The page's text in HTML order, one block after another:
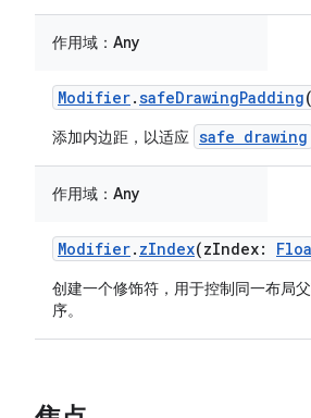
作用域： Any
Modifier.safeDrawingPadding
添加内边距，以适应 safe drawing
作用域： Any
Modifier. zIndex(zIndex:
创建一个修饰符，用于控制同一布局
序。